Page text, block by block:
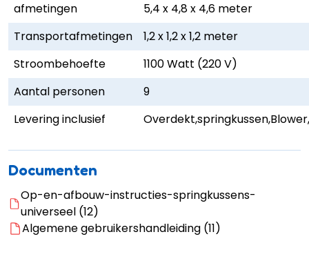
afmetingen
5,4 x 4,8 x 4,6 meter
Transportafmetingen
1,2 x 1,2 x 1,2 meter
Stroombehoefte
1100 Watt (220 V)
Aantal personen
9
Levering inclusief
Documenten
Op-en-afbouw-instructies-springkussens-
universeel (12)
Algemene gebruikershandleiding (11)